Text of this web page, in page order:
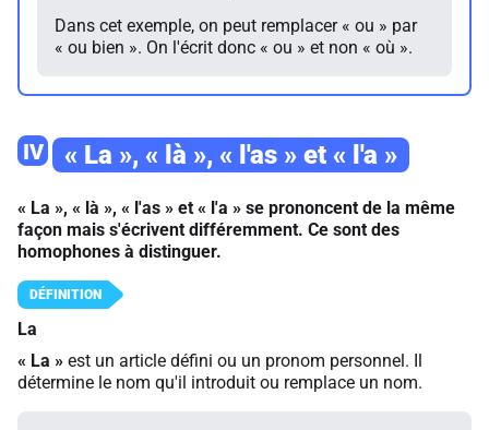
Dans cet exemple, on peut remplacer « ou » par
« ou bien ». On l'écrit donc « ou » et non « où ».
IV « La », « là », « l'as » et « l'a »
« La », « là », « l'as » et « l'a » se prononcent de la même
façon mais s'écrivent différemment. Ce sont des
homophones à distinguer.
La
« La » est un article défini ou un pronom personnel. Il
détermine le nom qu'il introduit ou remplace un nom.